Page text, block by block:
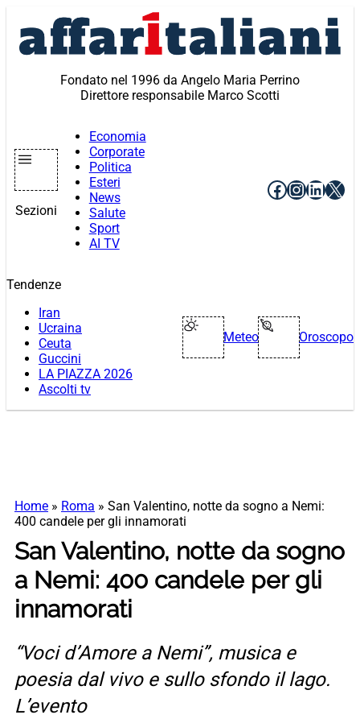
contenuto
Fondato nel 1996 da Angelo Maria Perrino
Direttore responsabile Marco Scotti
Sezioni
Economia
Corporate
Politica
Esteri
News
Salute
Sport
AI TV
Facebook
X
Tendenze
Iran
Ucraina
Ceuta
Guccini
LA PIAZZA 2026
Ascolti tv
Meteo Oroscopo
Home » Roma » San Valentino, notte da sogno a Nemi:
400 candele per gli innamorati
San Valentino, notte da sogno
a Nemi: 400 candele per gli
innamorati
“Voci d’Amore a Nemi”, musica e
poesia dal vivo e sullo sfondo il lago.
L’evento